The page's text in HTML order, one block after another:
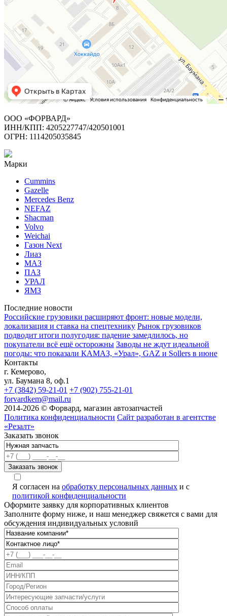
ООО «ФОРВАРД»
ИНН/КПП: 4205227747/420501001
ОГРН: 1114205035845
Марки
Cummins
Gazelle
Mercedes Benz
NEFAZ
Shacman
Volvo
Weichai
Газон Next
Лиаз
МАЗ
ПАЗ
УРАЛ
ЯМЗ
Последние новости
Российские грузовики расширяют фронт: новые модели,
локализация и ставка на спецтехнику Рынок грузовиков
подводит итоги полугодия: падение замедлилось, но
покупатели всё ещё осторожны Заводы не ждут идеальной
погоды: что показали КАМАЗ, «Урал», GAZ и Sollers в июне
Контакты
г. Кемерово,
ул. Баумана 8, оф.1
+7 (3842) 59-21-01 +7 (902) 755-21-01
forvardkem@mail.ru
2014-2026 © Форвард, магазин автозапчастей
Политика конфиденциальности Сайт разработан в агентстве
«Резалт»
Заказать звонок
Я согласен на обработку персональных данных и с
политикой конфиденциальности
Оформите заявку для корпоративных клиентов
Заполните форму ниже, и наш менеджер свяжется с вами для
обсуждения индивидуальных условий